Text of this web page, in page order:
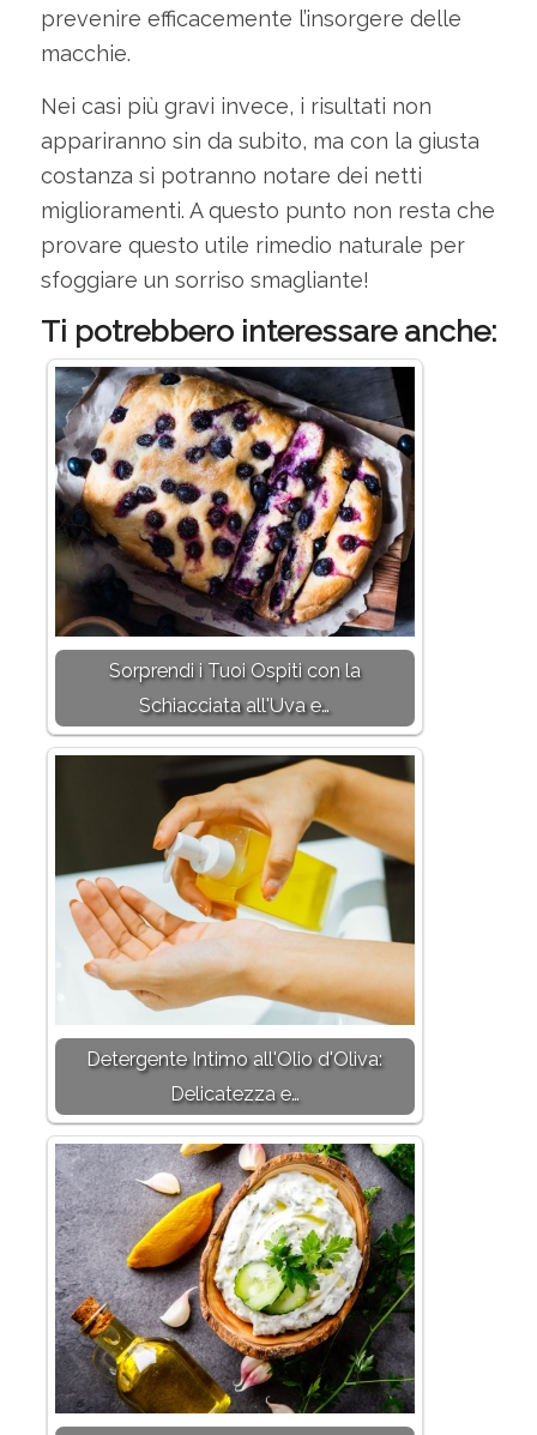
prevenire efficacemente l’insorgere delle
macchie.
Nei casi più gravi invece, i risultati non
appariranno sin da subito, ma con la giusta
costanza si potranno notare dei netti
miglioramenti. A questo punto non resta che
provare questo utile rimedio naturale per
sfoggiare un sorriso smagliante!
Ti potrebbero interessare anche:
Sorprendi i Tuoi Ospiti con la
Schiacciata all'Uva e…
Detergente Intimo all'Olio d'Oliva:
Delicatezza e…